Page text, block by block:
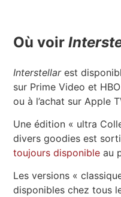
Où voir
Interstellarest
sur Prime Video et
ou à l’achat sur Apple
Une édition « ultra
divers goodies est
toujours disponible au
Les versions «
disponibles chez tous